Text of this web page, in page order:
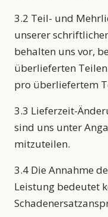
3.2 Teil- und
unserer
behalten uns vor,
überlieferten
pro überliefertem
3.3 Lieferzeit-
sind uns unter
mitzuteilen.
3.4 Die Annahme
Leistung bedeutet